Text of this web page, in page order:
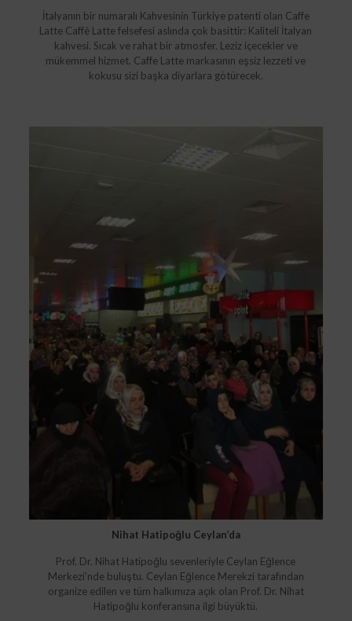
İtalyanın bir numaralı Kahvesinin Türkiye patenti olan Caffe
Latte Caffè Latte felsefesi aslında çok basittir: Kaliteli İtalyan
kahvesi. Sıcak ve rahat bir atmosfer. Leziz içecekler ve
mükemmel hizmet. Caffe Latte markasının eşsiz lezzeti ve
kokusu sizi başka diyarlara götürecek.
Nihat Hatipoğlu Ceylan’da
Prof. Dr. Nihat Hatipoğlu sevenleriyle Ceylan Eğlence
Merkezi’nde buluştu. Ceylan Eğlence Merekzi tarafından
organize edilen ve tüm halkımıza açık olan Prof. Dr. Nihat
Hatipoğlu konferansına ilgi büyüktü.